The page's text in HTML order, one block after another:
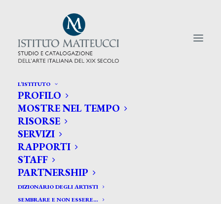
L’ISTITUTO
PROFILO
MOSTRE NEL TEMPO
RISORSE
SERVIZI
RAPPORTI
STAFF
PARTNERSHIP
DIZIONARIO DEGLI ARTISTI
SEMBRARE E NON ESSERE…
CERCA TRA GLI ARTISTI:
Search
for: